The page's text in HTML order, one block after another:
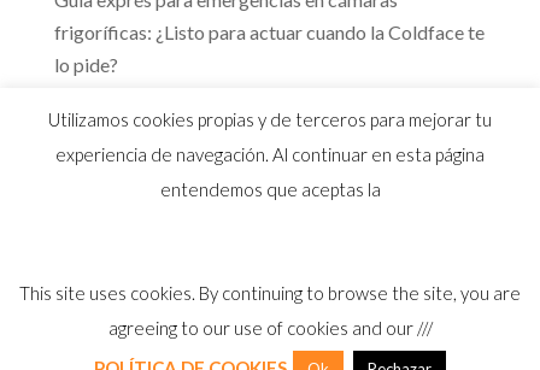
frigoríficas: ¿Listo para actuar cuando la Coldface te
lo pide?
© 2026 Distribuidor oficial Eliwell en España y
Portugal |Aviso LegalI Política Privacidad
Utilizamos cookies propias y de terceros para mejorar tu
experiencia de navegación. Al continuar en esta página
entendemos que aceptas la
This site uses cookies. By continuing to browse the site, you are
agreeing to our use of cookies and our ///